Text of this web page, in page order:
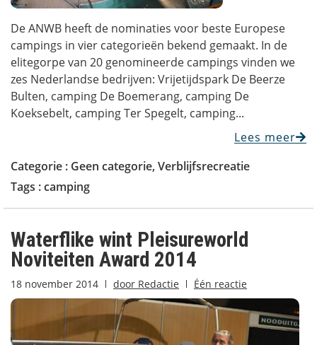
De ANWB heeft de nominaties voor beste Europese
campings in vier categorieën bekend gemaakt. In de
elitegorpe van 20 genomineerde campings vinden we
zes Nederlandse bedrijven: Vrijetijdspark De Beerze
Bulten, camping De Boemerang, camping De
Koeksebelt, camping Ter Spegelt, camping...
Lees meer
Categorie : Geen categorie, Verblijfsrecreatie
Tags :camping
Waterflike wint Pleisureworld
Noviteiten Award 2014
18 november 2014 door Redactie Één reactie